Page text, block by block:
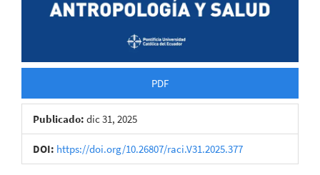
PDF
Publicado: dic 31, 2025
DOI: https://doi.org/10.26807/raci.V31.2025.377